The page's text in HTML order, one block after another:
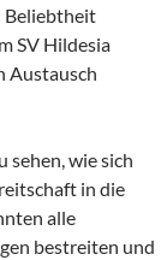
Beliebtheit
SV Hildesia
Austausch
sehen, wie sich
in die
alle
bestreiten und